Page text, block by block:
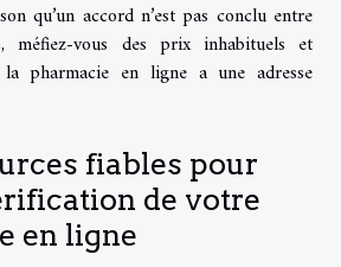
qu’un accord n’est pas conclu entre
méfiez-vous des prix inhabituels et
la pharmacie en ligne a une adresse
fiables pour
de votre
en ligne